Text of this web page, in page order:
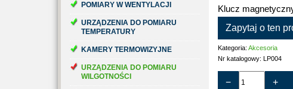
Klucz
Zapytaj o ten
Kategoria: Akcesoria
Nr katalogowy: LP004
− +
POMIARY W WENTYLACJI
URZĄDZENIA DO POMIARU
TEMPERATURY
KAMERY TERMOWIZYJNE
URZĄDZENIA DO POMIARU
WILGOTNOŚCI